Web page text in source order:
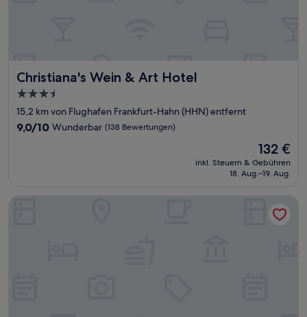
Christiana's Wein & Art Hotel
Christiana's Wein & Art Hotel
3.5-
Sterne-
Unterkunft
15,2 km von Flughafen Frankfurt-Hahn (HHN) entfernt
9.0
9,0/10 Wunderbar (138 Bewertungen)
Der
Preis
beträgt
132 €
inkl. Steuern & Gebühren
18. Aug.–19. Aug.